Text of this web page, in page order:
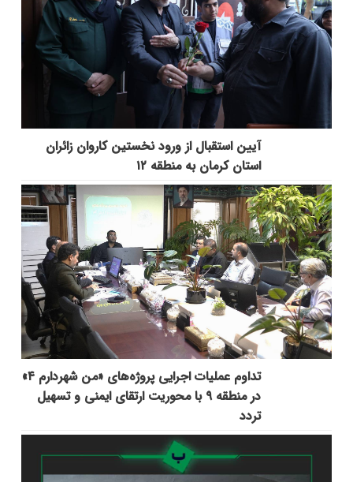
آیین استقبال از ورود نخستین کاروان زائران
استان کرمان به منطقه ۱۲
تداوم عملیات اجرایی پروژه‌های «من شهردارم ۴»
در منطقه ۹ با محوریت ارتقای ایمنی و تسهیل
تردد